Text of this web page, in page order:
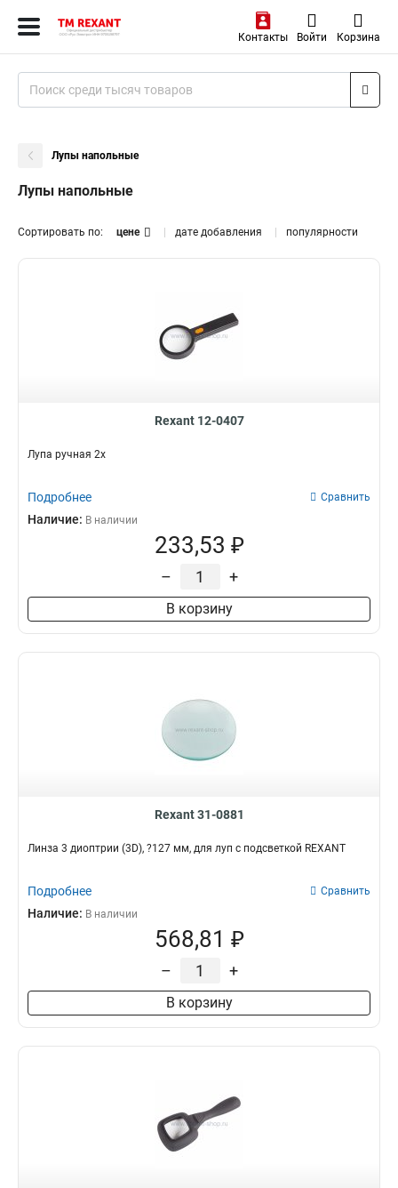
Контакты Войти Корзина
Лупы напольные
Лупы напольные
Сортировать по: цене дате добавления популярности
Rexant 12-0407
Лупа ручная 2х
Подробнее Сравнить
Наличие: В наличии
233,53 ₽
– +
В корзину
Rexant 31-0881
Линза 3 диоптрии (3D), ?127 мм, для луп с подсветкой REXANT
Подробнее Сравнить
Наличие: В наличии
568,81 ₽
– +
В корзину